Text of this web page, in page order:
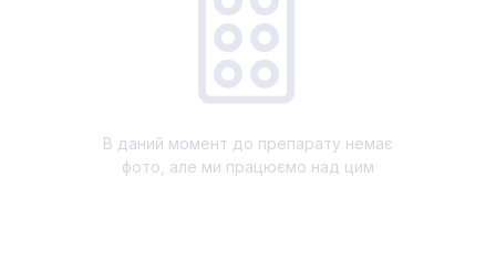
В даний момент до препарату немає
фото, але ми працюємо над цим